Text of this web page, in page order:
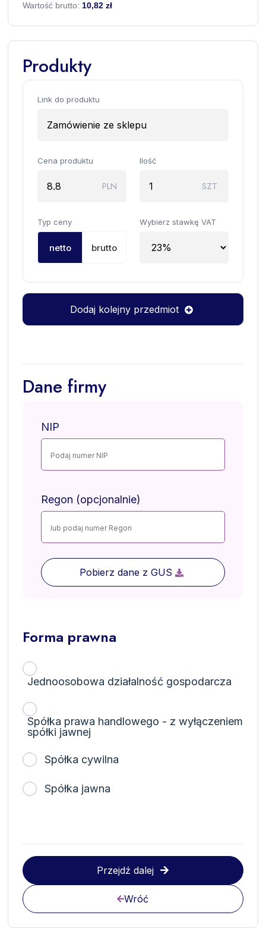
Wartość brutto:10,82 zł
Produkty
Link do produktu
Cena produktu
PLN
Ilość
SZT.
Typ ceny
netto brutto
Wybierz stawkę VAT
Dodaj kolejny przedmiot
Dane firmy
NIP
Regon (opcjonalnie)
Pobierz dane z GUS
Forma prawna
Jednoosobowa działalność gospodarcza
Spółka prawa handlowego - z wyłączeniem
spółki jawnej
Spółka cywilna
Spółka jawna
Wróć
Przejdź dalej